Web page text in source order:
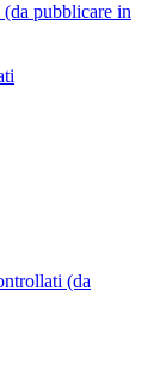
pubblicare in
(da